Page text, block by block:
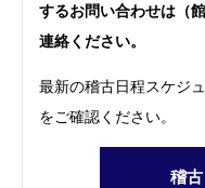
するお問い合わせは（館
連絡ください。
最新の稽古日程スケジ
をご確認ください。
稽